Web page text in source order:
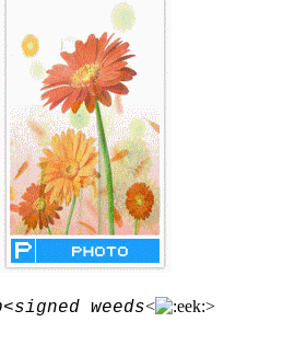
<signed weeds< >